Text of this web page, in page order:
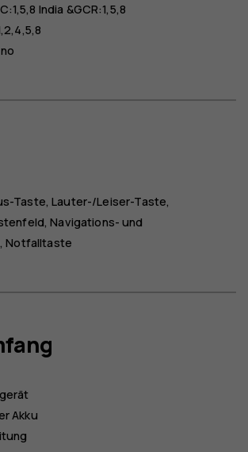
India &GCR:1,5,8
Taste, Lauter-/Leiser-Taste,
Navigations- und
Notfalltaste
Akku